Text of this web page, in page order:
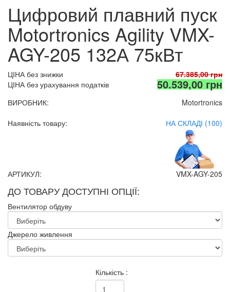
Цифровий плавний пуск
Motortronics Agility VMX-
AGY-205 132А 75кВт
ЦІНА без знижки
67.385,00 грн
ЦІНА без урахування податків
50.539,00 грн
ВИРОБНИК:
Motortronics
Наявність товару:
НА СКЛАДІ (100)
АРТИКУЛ: VMX-AGY-205
ДО ТОВАРУ ДОСТУПНІ ОПЦІЇ:
Вентилятор обдуву
Джерело живлення
Кількість :